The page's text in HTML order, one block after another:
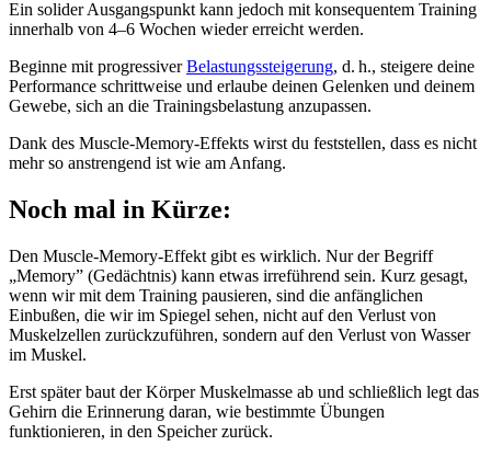
Ein solider Ausgangspunkt kann jedoch mit konsequentem Training
innerhalb von 4–6 Wochen wieder erreicht werden.
Beginne mit progressiverBelastungssteigerung, d. h., steigere deine
Performance schrittweise und erlaube deinen Gelenken und deinem
Gewebe, sich an die Trainingsbelastung anzupassen.
Dank des Muscle-Memory-Effekts wirst du feststellen, dass es nicht
mehr so anstrengend ist wie am Anfang.
Noch mal in Kürze:
Den Muscle-Memory-Effekt gibt es wirklich. Nur der Begriff
„Memory” (Gedächtnis) kann etwas irreführend sein. Kurz gesagt,
wenn wir mit dem Training pausieren, sind die anfänglichen
Einbußen, die wir im Spiegel sehen, nicht auf den Verlust von
Muskelzellen zurückzuführen, sondern auf den Verlust von Wasser
im Muskel.
Erst später baut der Körper Muskelmasse ab und schließlich legt das
Gehirn die Erinnerung daran, wie bestimmte Übungen
funktionieren, in den Speicher zurück.